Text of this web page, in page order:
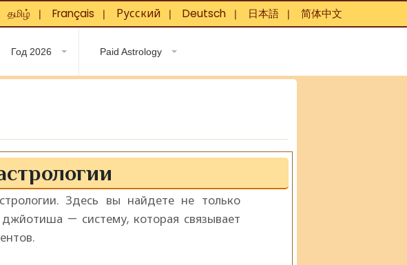
தமிழ் ❘ Français ❘ Русский ❘ Deutsch ❘ 日本語 ❘ 简体中文
Год 2026 Paid Astrology
Здесь вы найдете не только
— систему, которая связывает